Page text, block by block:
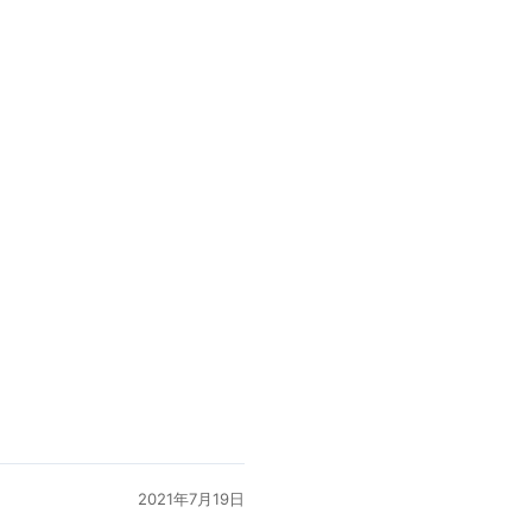
2021年7月19日